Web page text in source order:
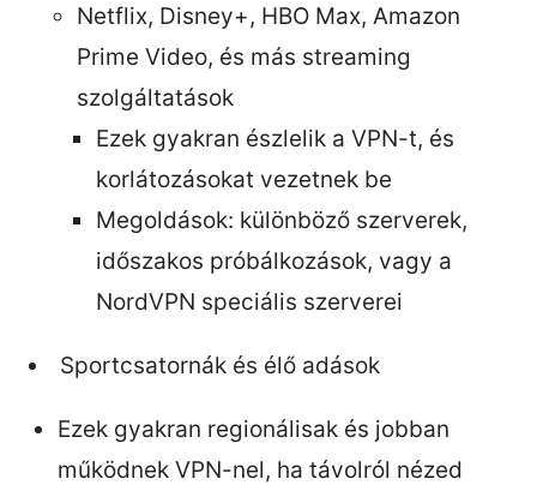
Netflix, Disney+, HBO Max, Amazon
Prime Video, és más streaming
szolgáltatások
Ezek gyakran észlelik a VPN-t, és
korlátozásokat vezetnek be
Megoldások: különböző szerverek,
időszakos próbálkozások, vagy a
NordVPN speciális szerverei
Sportcsatornák és élő adások
Ezek gyakran regionálisak és jobban
működnek VPN-nel, ha távolról nézed